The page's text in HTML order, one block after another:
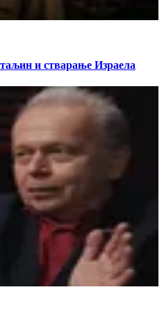
и стварање Израела